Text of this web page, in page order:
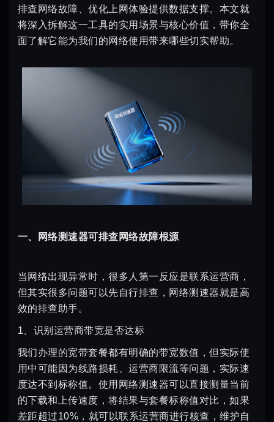
排查网络故障、优化上网体验提供数据支撑。本文就
将深入拆解这一工具的实用场景与核心价值，带你全
面了解它能为我们的网络使用带来哪些切实帮助。
一、网络测速器可排查网络故障根源
当网络出现异常时，很多人第一反应是联系运营商，
但其实很多问题可以先自行排查，网络测速器就是高
效的排查助手。
1、识别运营商带宽是否达标
我们办理的宽带套餐都有明确的带宽数值，但实际使
用中可能因为线路损耗、运营商限流等问题，实际速
度达不到标称值。使用网络测速器可以直接测量当前
的下载和上传速度，将结果与套餐标称值对比，如果
差距超过10%，就可以联系运营商进行核查，维护自